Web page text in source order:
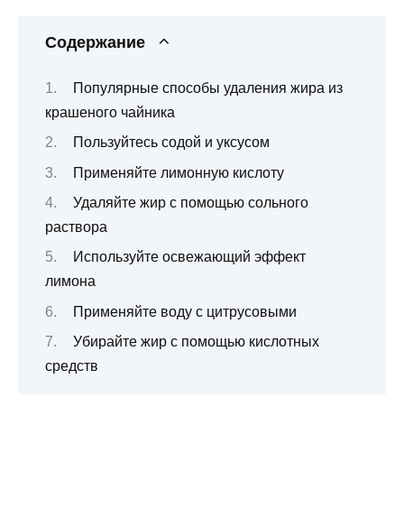
Содержание
Популярные способы удаления жира из
крашеного чайника
Пользуйтесь содой и уксусом
Применяйте лимонную кислоту
Удаляйте жир с помощью сольного
раствора
Используйте освежающий эффект
лимона
Применяйте воду с цитрусовыми
Убирайте жир с помощью кислотных
средств